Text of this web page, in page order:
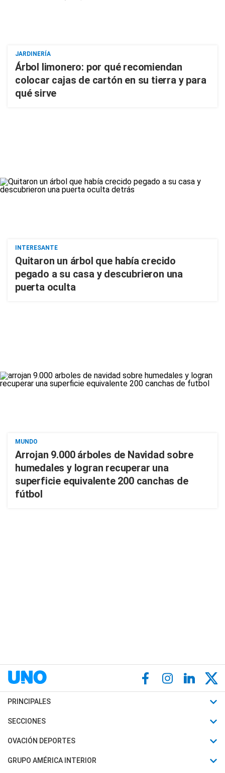
JARDINERÍA
Árbol limonero: por qué recomiendan
colocar cajas de cartón en su tierra y para
qué sirve
INTERESANTE
Quitaron un árbol que había crecido
pegado a su casa y descubrieron una
puerta oculta
MUNDO
Arrojan 9.000 árboles de Navidad sobre
humedales y logran recuperar una
superficie equivalente 200 canchas de
fútbol
PRINCIPALES
Últimas Noticias
Política
SECCIONES
Horóscopo
Motores
OVACIÓN DEPORTES
Fútbol
GRUPO AMÉRICA INTERIOR